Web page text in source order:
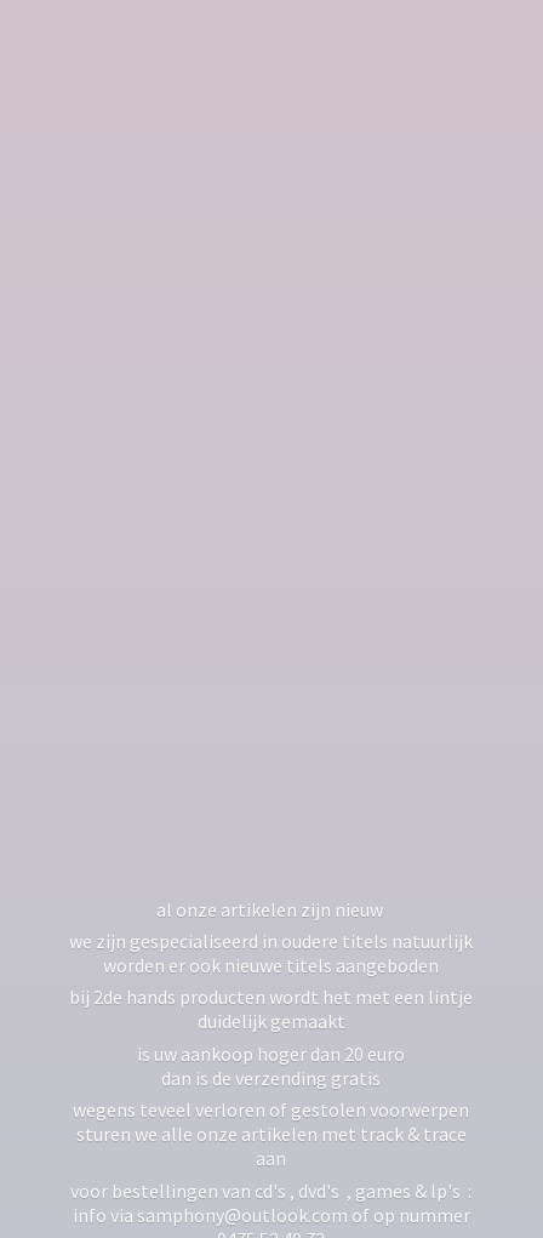
al onze artikelen zijn nieuw
we zijn gespecialiseerd in oudere titels natuurlijk
worden er ook nieuwe titels aangeboden
bij 2de hands producten wordt het met een lintje
duidelijk gemaakt
is uw aankoop hoger dan 20 euro
dan is de verzending gratis
wegens teveel verloren of gestolen voorwerpen
sturen we alle onze artikelen met track & trace
aan
voor bestellingen van cd's , dvd's , games & lp's :
info via samphony@outlook.com of op nummer